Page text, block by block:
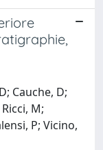
Cauche, D;
M;
P; Vicino,